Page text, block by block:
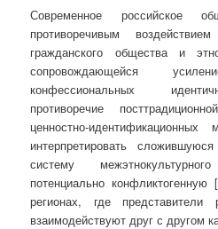
Современное российское
противоречивым
гражданского общества и
сопровождающейся
конфессиональных
противоречие
ценностно-
интерпретировать
систему
потенциально
регионах, где представители
взаимодействуют друг с другом